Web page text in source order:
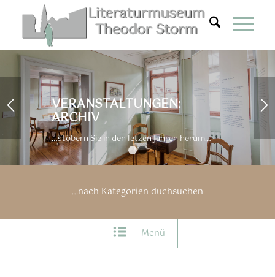
springen
1 2
VERANSTALTUNGEN:
ARCHIV
…stöbern Sie in den letzen Jahren herum…
…nach Kategorien duchsuchen
Menü